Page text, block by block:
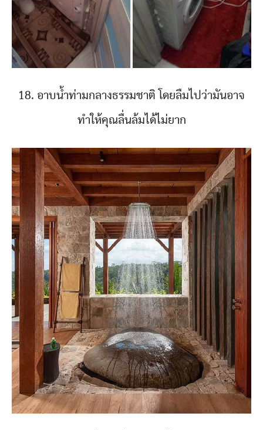
18. อาบน้ำท่ามกลางธรรมชาติ โดยลืมไปว่ามันอาจ
ทำให้คุณลื่นล้มได้ไม่ยาก